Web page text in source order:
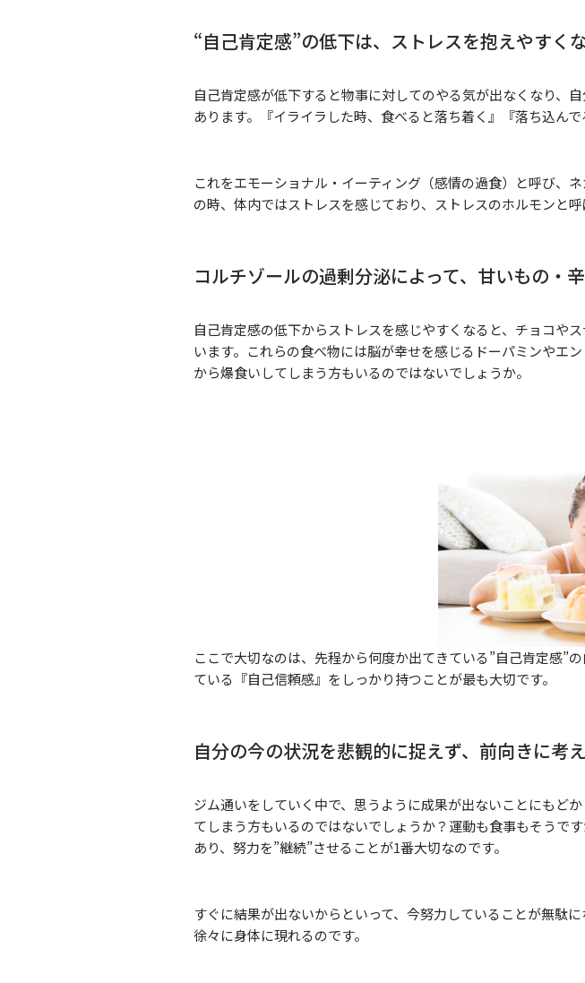
“自己肯定感”の低下は、ストレスを抱えやすく
自己肯定感が低下すると物事に対してのやる気が出なくなり、
あります。『イライラした時、食べると落ち着く』『落ち込ん
これをエモーショナル・イーティング（感情の過食）と呼び、
の時、体内ではストレスを感じており、ストレスのホルモンと
コルチゾールの過剰分泌によって、甘いもの・
自己肯定感の低下からストレスを感じやすくなると、チョコや
います。これらの食べ物には脳が幸せを感じるドーパミンやエ
から爆食いしてしまう方もいるのではないでしょうか。
ここで大切なのは、先程から何度か出てきている”自己肯定感”
ている『自己信頼感』をしっかり持つことが最も大切です。
自分の今の状況を悲観的に捉えず、前向きに考え
ジム通いをしていく中で、思うように成果が出ないことにもど
てしまう方もいるのではないでしょうか？運動も食事もそうで
あり、努力を”継続”させることが1番大切なのです。
すぐに結果が出ないからといって、今努力していることが無駄
徐々に身体に現れるのです。